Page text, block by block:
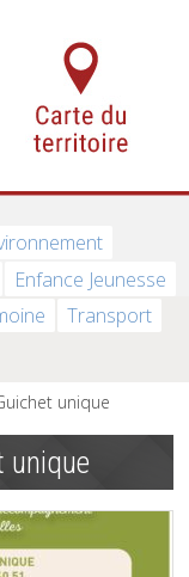
Enfance Jeunesse
Transport
unique
unique